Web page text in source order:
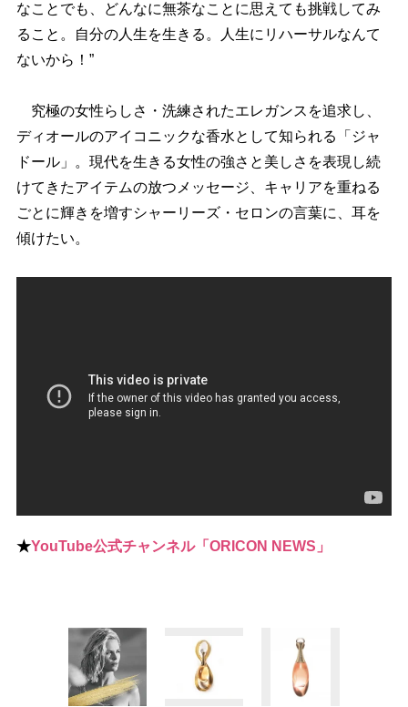
なことでも、どんなに無茶なことに思えても挑戦してみ
ること。自分の人生を生きる。人生にリハーサルなんて
ないから！”
究極の女性らしさ・洗練されたエレガンスを追求し、
ディオールのアイコニックな香水として知られる「ジャ
ドール」。現代を生きる女性の強さと美しさを表現し続
けてきたアイテムの放つメッセージ、キャリアを重ねる
ごとに輝きを増すシャーリーズ・セロンの言葉に、耳を
傾けたい。
★YouTube公式チャンネル「ORICON NEWS」